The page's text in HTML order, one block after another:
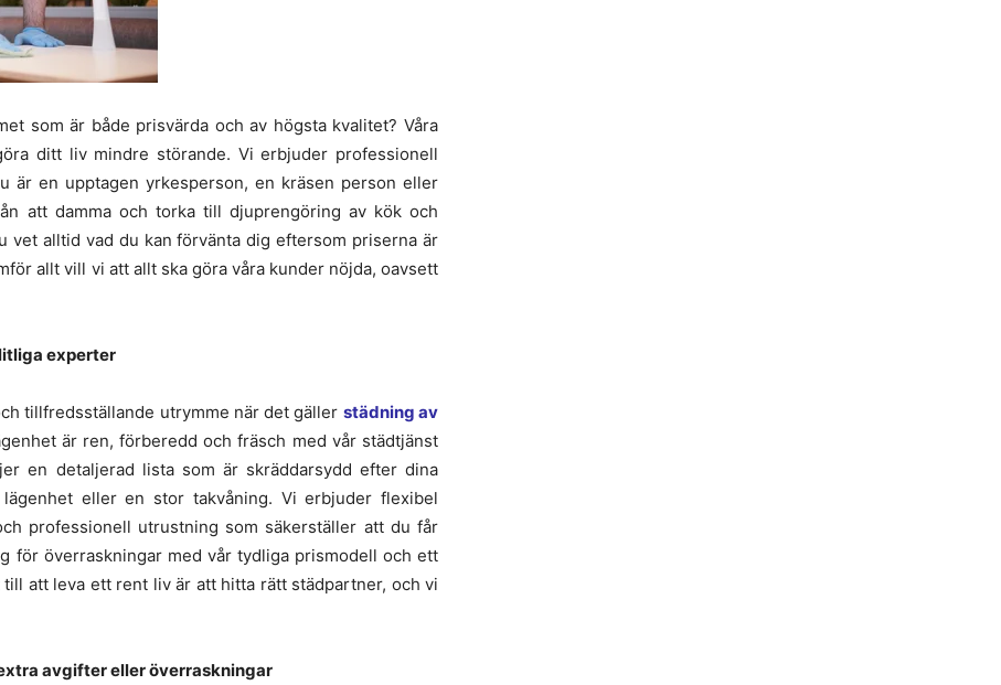
som är både prisvärda och av högsta kvalitet? Våra
ditt liv mindre störande. Vi erbjuder professionell
är en upptagen yrkesperson, en kräsen person eller
att damma och torka till djuprengöring av kök och
vet alltid vad du kan förvänta dig eftersom priserna är
allt vill vi att allt ska göra våra kunder nöjda, oavsett
experter
tillfredsställande utrymme när det gäller städning av
är ren, förberedd och fräsch med vår städtjänst
en detaljerad lista som är skräddarsydd efter dina
eller en stor takvåning. Vi erbjuder flexibel
professionell utrustning som säkerställer att du får
för överraskningar med vår tydliga prismodell och ett
att leva ett rent liv är att hitta rätt städpartner, och vi
avgifter eller överraskningar